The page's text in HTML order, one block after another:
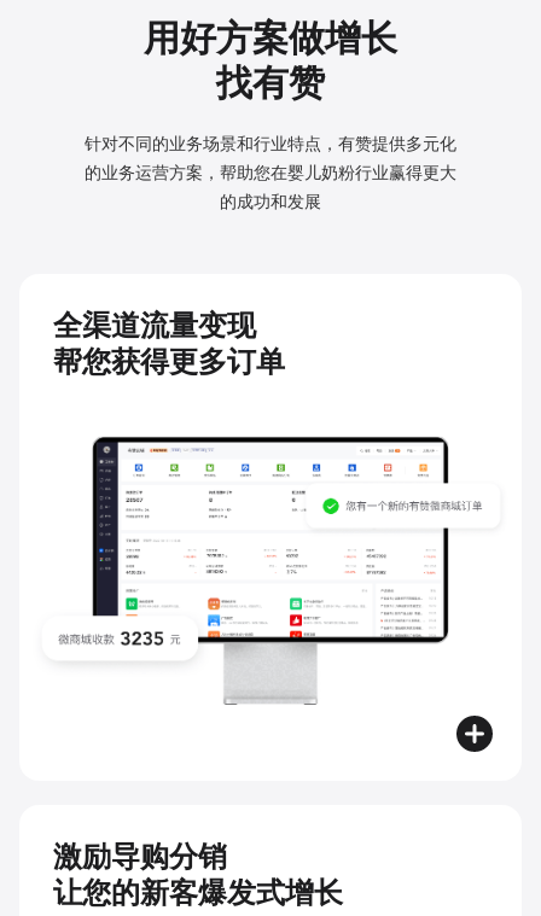
用好方案做增长
找有赞
针对不同的业务场景和行业特点，有赞提供多元化
的业务运营方案，帮助您在婴儿奶粉行业赢得更大
的成功和发展
全渠道流量变现
帮您获得更多订单
激励导购分销
让您的新客爆发式增长